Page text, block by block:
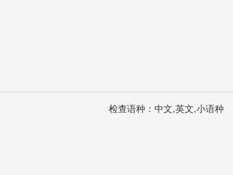
检查语种：中文,英文,小语种